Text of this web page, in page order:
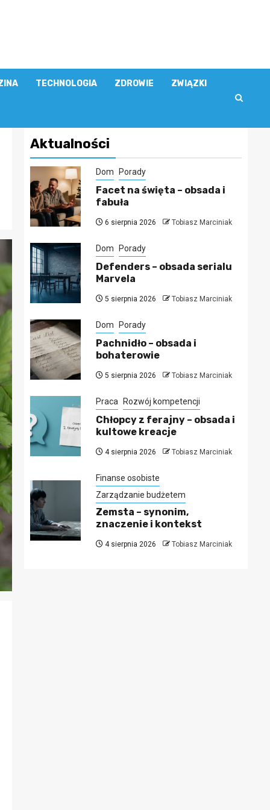
TECHNOLOGIA ZDROWIE ZWIĄZKI
Aktualności
Dom Porady
Facet na święta – obsada i
fabuła
6 sierpnia 2026 Tobiasz Marciniak
Dom Porady
Defenders – obsada serialu
Marvela
5 sierpnia 2026 Tobiasz Marciniak
Dom Porady
Pachnidło – obsada i
bohaterowie
5 sierpnia 2026 Tobiasz Marciniak
Praca Rozwój kompetencji
Chłopcy z ferajny – obsada i
kultowe kreacje
4 sierpnia 2026 Tobiasz Marciniak
Finanse osobiste
Zarządzanie budżetem
Zemsta – synonim,
znaczenie i kontekst
4 sierpnia 2026 Tobiasz Marciniak